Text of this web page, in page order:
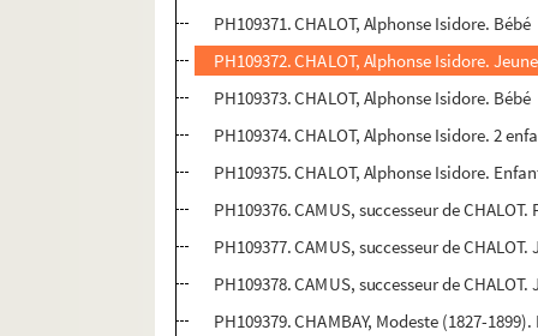
PH109371. CHALOT, Alphonse Isidore. Bébé
PH109372. CHALOT, Alphonse Isidore.
PH109373. CHALOT, Alphonse Isidore. Bébé
PH109374. CHALOT, Alphonse Isidore. 2
PH109375. CHALOT, Alphonse Isidore.
PH109376. CAMUS, successeur de
PH109377. CAMUS, successeur de
PH109378. CAMUS, successeur de
PH109379. CHAMBAY, Modeste (1827-